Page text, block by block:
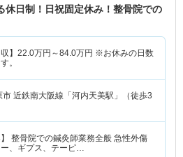
休日制！日祝固定休み！整骨院での
】 22.0万円～84.0万円 ※お休みの日数
。
市 近鉄南大阪線「河内天美駅」（徒歩3
整骨院での鍼灸師業務全般 急性外傷
、ギプス、テーピ…